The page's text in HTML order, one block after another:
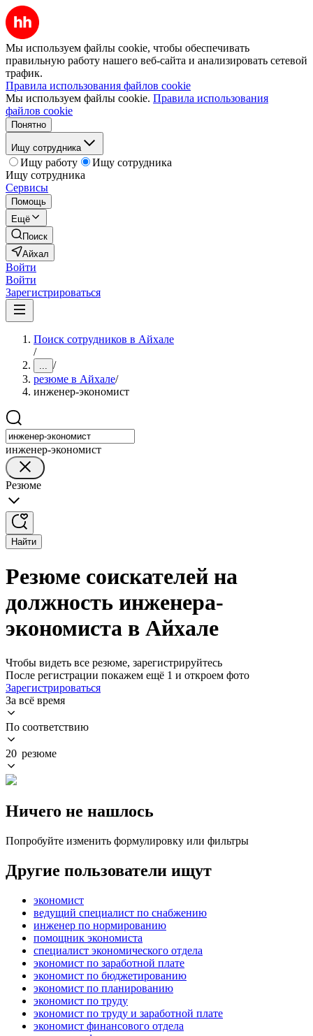
Мы используем файлы cookie, чтобы обеспечивать
правильную работу нашего веб-сайта и анализировать сетевой
трафик.
Правила использования файлов cookie
Мы используем файлы cookie. Правила использования
файлов cookie
Понятно
Ищу сотрудника
Ищу работу
Ищу сотрудника
Ищу сотрудника
Сервисы
Помощь
Ещё
Поиск
Айхал
Войти
Войти
Зарегистрироваться
Поиск сотрудников в Айхале
/
... /
резюме в Айхале/
инженер-экономист
инженер-экономист
Резюме
Найти
Резюме соискателей на
должность инженера-
экономиста в Айхале
Чтобы видеть все резюме, зарегистрируйтесь
После регистрации покажем ещё 1 и откроем фото
Зарегистрироваться
За всё время
По соответствию
20 резюме
Ничего не нашлось
Попробуйте изменить формулировку или фильтры
Другие пользователи ищут
экономист
ведущий специалист по снабжению
инженер по нормированию
помощник экономиста
специалист экономического отдела
экономист по заработной плате
экономист по бюджетированию
экономист по планированию
экономист по труду
экономист по труду и заработной плате
экономист финансового отдела